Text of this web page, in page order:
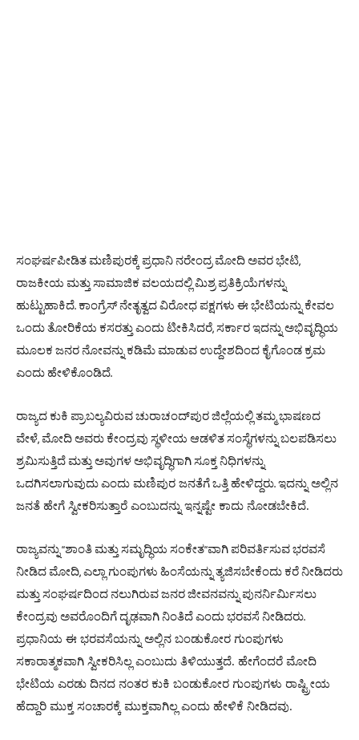
ಸಂಘರ್ಷಪೀಡಿತಮಣಿಪುರಕ್ಕೆ ಪ್ರಧಾನಿನರೇಂದ್ರಮೋದಿಅವರಭೇಟಿ,
ರಾಜಕೀಯ ಮತ್ತುಸಾಮಾಜಿಕ ವಲಯದಲ್ಲಿಮಿಶ್ರಪ್ರತಿಕ್ರಿಯೆಗಳನ್ನು
ಹುಟ್ಟುಹಾಕಿದೆ. ಕಾಂಗ್ರೆಸ್ನೇತೃತ್ವದವಿರೋಧಪಕ್ಷಗಳು ಈಭೇಟಿಯನ್ನು ಕೇವಲ
ಒಂದುತೋರಿಕೆಯ ಕಸರತ್ತುಎಂದುಟೀಕಿಸಿದರೆ,ಸರ್ಕಾರಇದನ್ನುಅಭಿವೃದ್ಧಿಯ
ಮೂಲಕ ಜನರನೋವನ್ನು ಕಡಿಮೆಮಾಡುವಉದ್ದೇಶದಿಂದ ಕೈಗೊಂಡ ಕ್ರಮ
ಎಂದುಹೇಳಿಕೊಂಡಿದೆ.
ರಾಜ್ಯದ ಕುಕಿ ಪ್ರಾಬಲ್ಯವಿರುವಚುರಾಚಂದ್ಪುರಜಿಲ್ಲೆಯಲ್ಲಿತಮ್ಮಭಾಷಣದ
ವೇಳೆ,ಮೋದಿಅವರು ಕೇಂದ್ರವು ಸ್ಥಳೀಯ ಆಡಳಿತಸಂಸ್ಥೆಗಳನ್ನುಬಲಪಡಿಸಲು
ಶ್ರಮಿಸುತ್ತಿದೆಮತ್ತುಅವುಗಳಅಭಿವೃದ್ಧಿಗಾಗಿಸೂಕ್ತ ನಿಧಿಗಳನ್ನು
ಒದಗಿಸಲಾಗುವುದುಎಂದು ಮಣಿಪುರ ಜನತೆಗೆಒತ್ತಿಹೇಳಿದ್ದರು.ಇದನ್ನು ಅಲ್ಲಿನ
ಜನತೆ ಹೇಗೆ ಸ್ವೀಕರಿಸುತ್ತಾರೆ ಎಂಬುದನ್ನು ಇನ್ನಷ್ಟೇ ಕಾದು ನೋಡಬೇಕಿದೆ.
ರಾಜ್ಯವನ್ನು“ಶಾಂತಿಮತ್ತುಸಮೃದ್ಧಿಯ ಸಂಕೇತ“ವಾಗಿಪರಿವರ್ತಿಸುವಭರವಸೆ
ನೀಡಿದಮೋದಿ,ಎಲ್ಲಾ ಗುಂಪುಗಳು ಹಿಂಸೆಯನ್ನುತ್ಯಜಿಸಬೇಕೆಂದು ಕರೆನೀಡಿದರು
ಮತ್ತುಸಂಘರ್ಷದಿಂದನಲುಗಿರುವಜನರಜೀವನವನ್ನುಪುನರ್ನಿರ್ಮಿಸಲು
ಕೇಂದ್ರವು ಅವರೊಂದಿಗೆದೃಢವಾಗಿನಿಂತಿದೆಎಂದುಭರವಸೆ ನೀಡಿದರು.
ಪ್ರಧಾನಿಯ ಈ ಭರವಸೆಯನ್ನು ಅಲ್ಲಿನ ಬಂಡುಕೋರ ಗುಂಪುಗಳು
ಸಕಾರಾತ್ಮಕವಾಗಿ ಸ್ವೀಕರಿಸಿಲ್ಲ ಎಂಬುದು ತಿಳಿಯುತ್ತದೆ. ಹೇಗೆಂದರೆ ಮೋದಿ
ಭೇಟಿಯ ಎರಡು ದಿನದ ನಂತರ ಕುಕಿ ಬಂಡುಕೋರ ಗುಂಪುಗಳು ರಾಷ್ಟ್ರೀಯ
ಹೆದ್ದಾರಿ ಮುಕ್ತ ಸಂಚಾರಕ್ಕೆ ಮುಕ್ತವಾಗಿಲ್ಲ ಎಂದು ಹೇಳಿಕೆ ನೀಡಿದವು.